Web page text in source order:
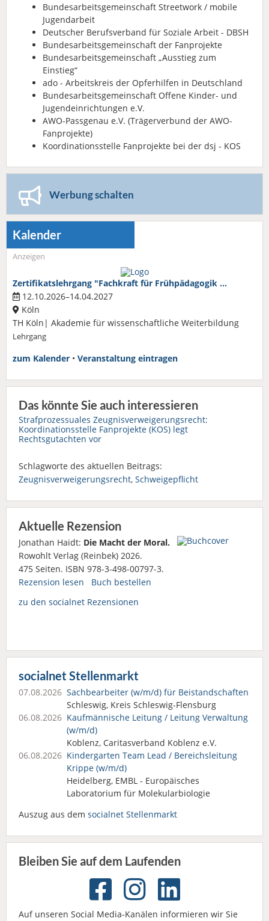
Bundesarbeitsgemeinschaft Streetwork / mobile
Jugendarbeit
Deutscher Berufsverband für Soziale Arbeit - DBSH
Bundesarbeitsgemeinschaft der Fanprojekte
Bundesarbeitsgemeinschaft „Ausstieg zum
Einstieg“
ado - Arbeitskreis der Opferhilfen in Deutschland
Bundesarbeitsgemeinschaft Offene Kinder- und
Jugendeinrichtungen e.V.
AWO-Passgenau e.V. (Trägerverbund der AWO-
Fanprojekte)
Koordinationsstelle Fanprojekte bei der dsj - KOS
Werbung schalten
Kalender
Anzeigen
Zertifikatslehrgang "Fachkraft für Frühpädagogik …
12.10.2026–14.04.2027
Köln
TH Köln| Akademie für wissenschaftliche Weiterbildung
Lehrgang
zum Kalender • Veranstaltung eintragen
Das könnte Sie auch interessieren
Strafprozessuales Zeugnisverweigerungsrecht:
Koordinationsstelle Fanprojekte (KOS) legt
Rechtsgutachten vor
Schlagworte des aktuellen Beitrags:
Zeugnisverweigerungsrecht, Schweigepflicht
Aktuelle Rezension
Jonathan Haidt: Die Macht der Moral.
Rowohlt Verlag (Reinbek) 2026.
475 Seiten. ISBN 978-3-498-00797-3.
Rezension lesen
Buch bestellen
zu den socialnet Rezensionen
socialnet Stellenmarkt
07.08.2026 Sachbearbeiter (w/m/d) für Beistandschaften
Schleswig, Kreis Schleswig-Flensburg
06.08.2026 Kaufmännische Leitung / Leitung Verwaltung
(w/m/d)
Koblenz, Caritasverband Koblenz e.V.
06.08.2026 Kindergarten Team Lead / Bereichsleitung
Krippe (w/m/d)
Heidelberg, EMBL - Europäisches
Laboratorium für Molekularbiologie
Auszug aus dem socialnet Stellenmarkt
Bleiben Sie auf dem Laufenden
Auf unseren Social Media-Kanälen informieren wir Sie